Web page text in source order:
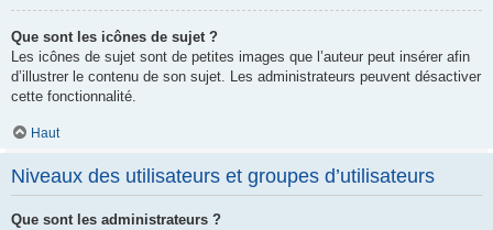
Que sont les icônes de sujet ?
Les icônes de sujet sont de petites images que l’auteur peut insérer afin
d’illustrer le contenu de son sujet. Les administrateurs peuvent désactiver
cette fonctionnalité.
Haut
Niveaux des utilisateurs et groupes d’utilisateurs
Que sont les administrateurs ?